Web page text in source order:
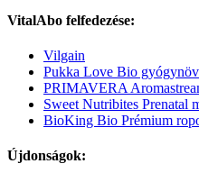
VitalAbo felfedezése:
Vilgain
Pukka Love Bio
PRIMAVERA
Sweet Nutribites Prenatal
BioKing Bio Prémium
Újdonságok: